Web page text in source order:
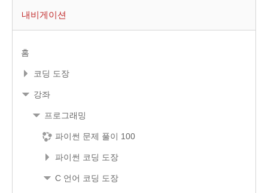
내비게이션
홈
코딩 도장
강좌
프로그래밍
파이썬 문제 풀이 100
파이썬 코딩 도장
C 언어 코딩 도장